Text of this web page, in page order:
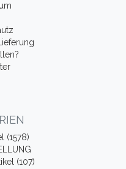
(1578)
(107)